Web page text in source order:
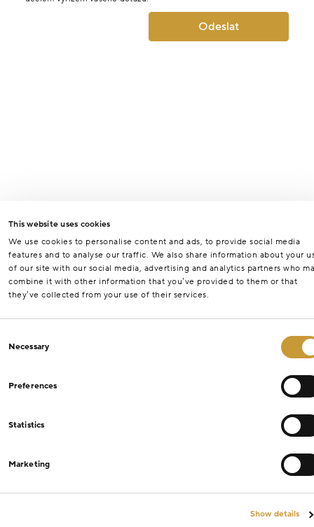
This website uses cookies
We use cookies to personalise content and ads, to provide social media
features and to analyse our traffic. We also share information about your
of our site with our social media, advertising and analytics partners who
combine it with other information that you’ve provided to them or that
they’ve collected from your use of their services.
Selection
Necessary
Preferences
Statistics
Marketing
Show details
Odeslat